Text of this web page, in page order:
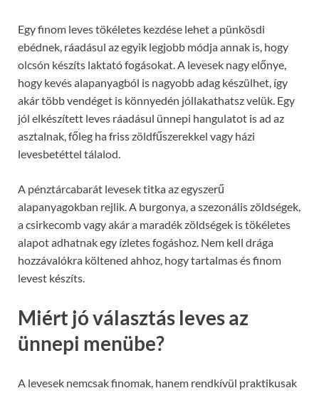
Egy finom leves tökéletes kezdése lehet a pünkösdi
ebédnek, ráadásul az egyik legjobb módja annak is, hogy
olcsón készíts laktató fogásokat. A levesek nagy előnye,
hogy kevés alapanyagból is nagyobb adag készülhet, így
akár több vendéget is könnyedén jóllakathatsz velük. Egy
jól elkészített leves ráadásul ünnepi hangulatot is ad az
asztalnak, főleg ha friss zöldfűszerekkel vagy házi
levesbetéttel tálalod.
A pénztárcabarát levesek titka az egyszerű
alapanyagokban rejlik. A burgonya, a szezonális zöldségek,
a csirkecomb vagy akár a maradék zöldségek is tökéletes
alapot adhatnak egy ízletes fogáshoz. Nem kell drága
hozzávalókra költened ahhoz, hogy tartalmas és finom
levest készíts.
Miért jó választás leves az
ünnepi menübe?
A levesek nemcsak finomak, hanem rendkívül praktikusak